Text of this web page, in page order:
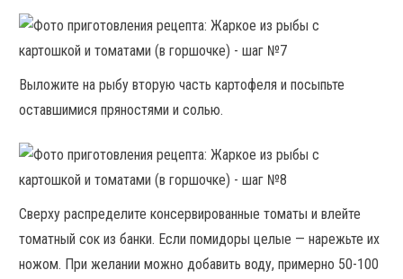
Выложите на рыбу вторую часть картофеля и посыпьте
оставшимися пряностями и солью.
Сверху распределите консервированные томаты и влейте
томатный сок из банки. Если помидоры целые — нарежьте их
ножом. При желании можно добавить воду, примерно 50-100